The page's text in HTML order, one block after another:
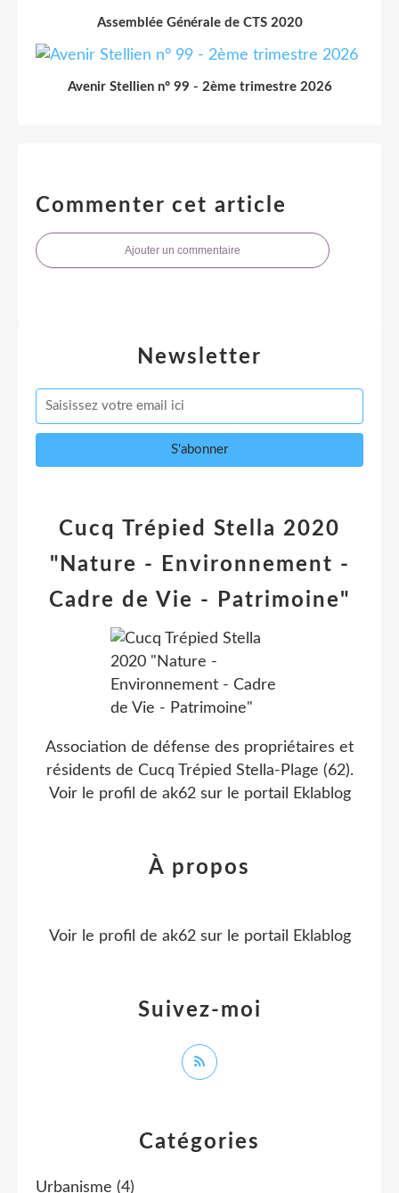
Assemblée Générale de CTS 2020
Avenir Stellien n° 99 - 2ème trimestre 2026
Commenter cet article
Ajouter un commentaire
Newsletter
Catégories
Urbanisme (4)
Cucq Trépied Stella 2020
"Nature - Environnement -
Cadre de Vie - Patrimoine"
Association de défense des propriétaires et
résidents de Cucq Trépied Stella-Plage (62).
Voir le profil de ak62sur le portail Eklablog
Suivez-moi
À propos
Voir le profil de ak62sur le portail Eklablog